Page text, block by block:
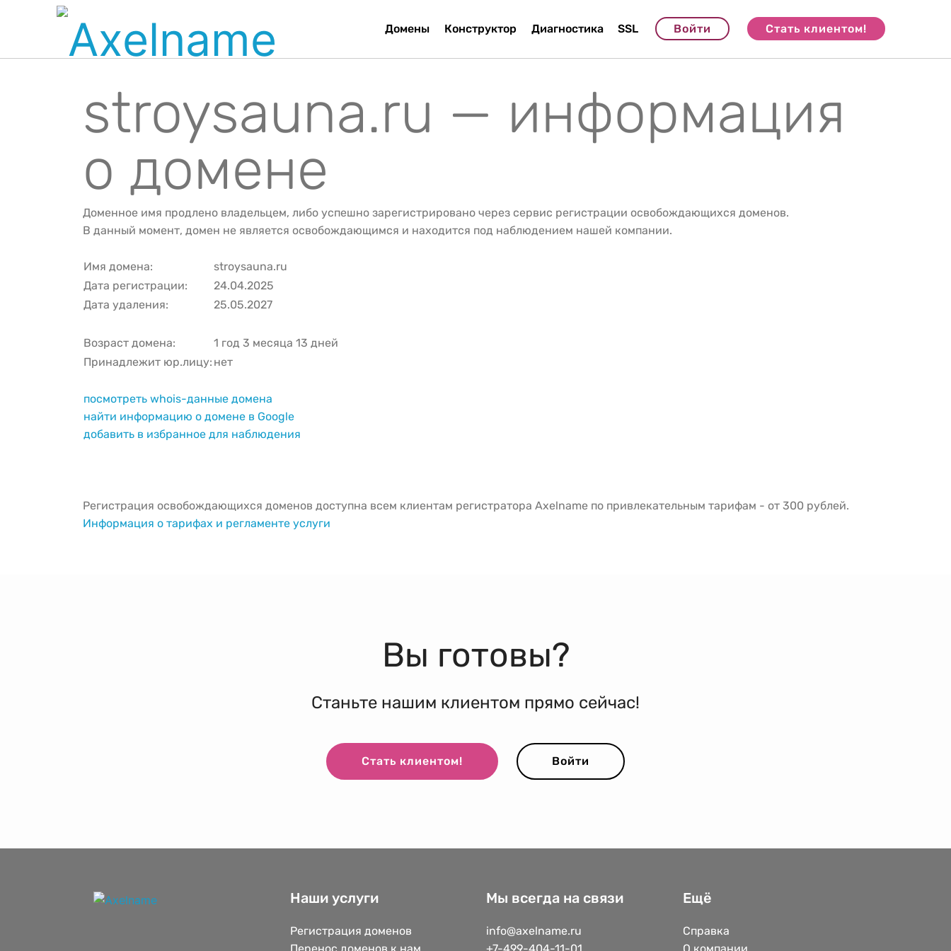
Домены Конструктор Диагностика SSL Войти Стать клиентом!
stroysauna.ru — информация
о домене
Доменное имя продлено владельцем, либо успешно зарегистрировано через сервис регистрации освобождающихся доменов.
В данный момент, домен не является освобождающимся и находится под наблюдением нашей компании.
Имя домена:
stroysauna.ru
Дата регистрации:
24.04.2025
Дата удаления:
25.05.2027
Возраст домена:
1 год 3 месяца 13 дней
Принадлежит юр.лицу: нет
посмотреть whois-данные домена
найти информацию о домене в Google
добавить в избранное для наблюдения
Регистрация освобождающихся доменов доступна всем клиентам регистратора Axelname по привлекательным тарифам - от 300 рублей.
Информация о тарифах и регламенте услуги
Вы готовы?
Станьте нашим клиентом прямо сейчас!
Стать клиентом! Войти
Наши услуги
Регистрация доменов
Мы всегда на связи
info@axelname.ru
Ещё
Справка